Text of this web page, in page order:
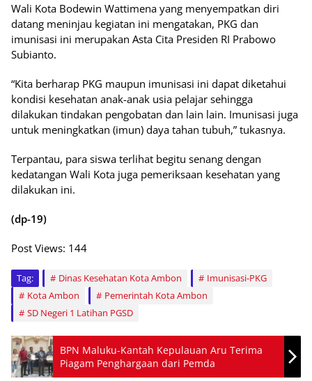
Wali Kota Bodewin Wattimena yang menyempatkan diri
datang meninjau kegiatan ini mengatakan, PKG dan
imunisasi ini merupakan Asta Cita Presiden RI Prabowo
Subianto.
“Kita berharap PKG maupun imunisasi ini dapat diketahui
kondisi kesehatan anak-anak usia pelajar sehingga
dilakukan tindakan pengobatan dan lain lain. Imunisasi juga
untuk meningkatkan (imun) daya tahan tubuh,” tukasnya.
Terpantau, para siswa terlihat begitu senang dengan
kedatangan Wali Kota juga pemeriksaan kesehatan yang
dilakukan ini.
(dp-19)
Post Views: 144
Tag: Dinas Kesehatan Kota Ambon
Imunisasi-PKG
Kota Ambon
Pemerintah Kota Ambon
SD Negeri 1 Latihan PGSD
BPN Maluku-Kantah Kepulauan Aru Terima
Piagam Penghargaan dari Pemda